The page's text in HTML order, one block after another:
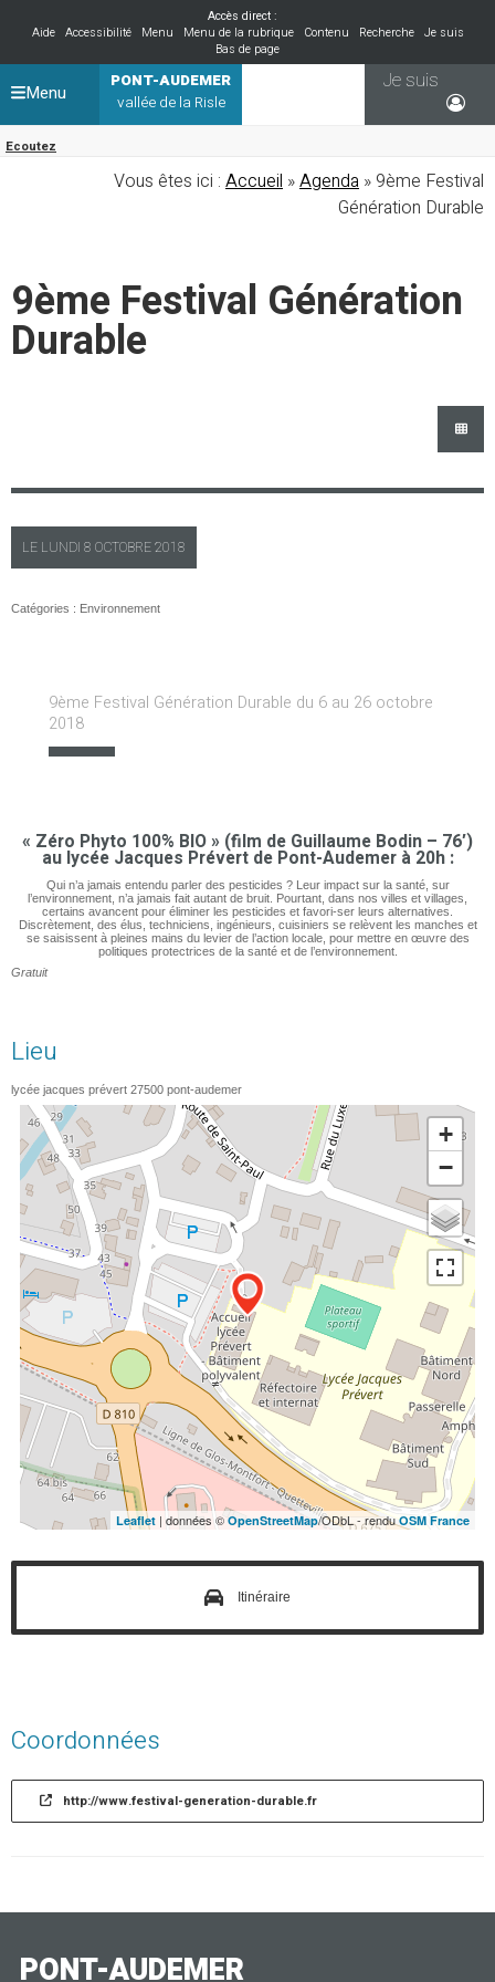
Accès direct :
Aide
Accessibilité Menu Menu de la rubrique Contenu Recherche
Je suis
Bas de page
PONT-AUDEMER
vallée de la Risle
Ecoutez
Je suis
Menu
Vous êtes ici : Accueil »Agenda » 9ème Festival
Génération Durable
9ème Festival Génération
Durable
LE LUNDI 8 OCTOBRE 2018
Catégories : Environnement
9ème Festival Génération Durable du 6 au 26 octobre
2018
« Zéro Phyto 100% BIO » (film de Guillaume Bodin – 76′)
au lycée Jacques Prévert de Pont-Audemer à 20h :
Qui n’a jamais entendu parler des pesticides ? Leur impact sur la santé, sur
l’environnement, n’a jamais fait autant de bruit. Pourtant, dans nos villes et villages,
certains avancent pour éliminer les pesticides et favori-ser leurs alternatives.
Discrètement, des élus, techniciens, ingénieurs, cuisiniers se relèvent les manches et
se saisissent à pleines mains du levier de l’action locale, pour mettre en œuvre des
politiques protectrices de la santé et de l’environnement.
Gratuit
Lieu
lycée jacques prévert 27500 pont-audemer
+
−
Leaflet | données © OpenStreetMap/ODbL - rendu OSM France
Itinéraire
Coordonnées
http://www.festival-generation-durable.fr
PONT-AUDEMER